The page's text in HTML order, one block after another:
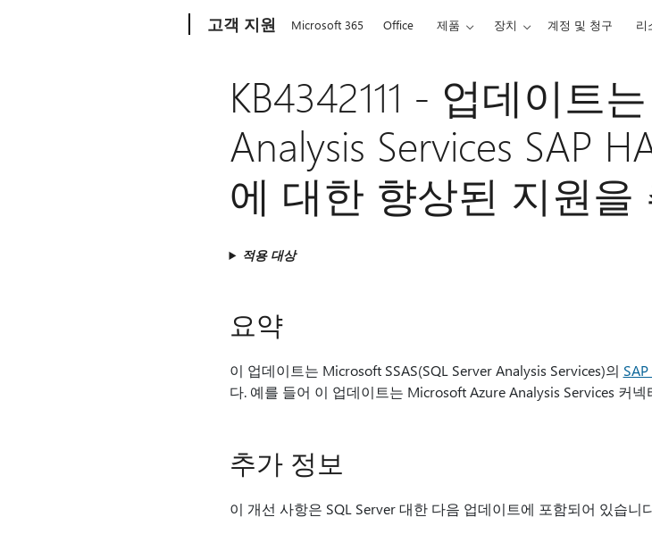
고객 지원 Microsoft 365 Office 제품 장치 계정 및 청구 리
KB4342111 - 업데이트
Analysis Services SAP
에 대한 향상된 지원을
적용 대상
요약​​
이 업데이트는 Microsoft SSAS(SQL Server Analysis Services)의
다. 예를 들어 이 업데이트는 Microsoft Azure Analysis Services 커
추가 정보
이 개선 사항은 SQL Server 대한 다음 업데이트에 포함되어 있습니